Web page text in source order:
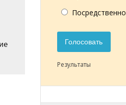
Посредственно
Голосовать
Результаты